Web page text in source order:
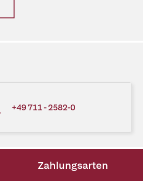
+49 711 - 2582-0
Zahlungsarten